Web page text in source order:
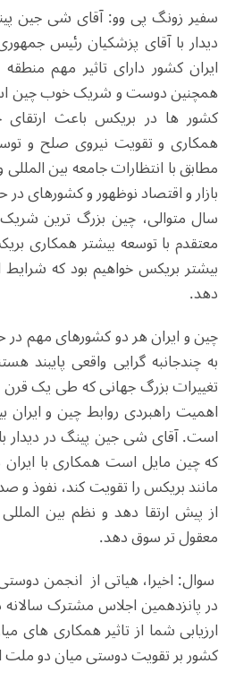
سفیر زونگ پی وو: آقای شی جین
دیدار با آقای پزشکیان رئیس
ایران کشور دارای تاثیر مهم
همچنین دوست و شریک خوب چین
کشور ها در بریکس باعث ارتقای
همکاری و تقویت نیروی صلح و
مطابق با انتظارات جامعه بین
بازار و اقتصاد نوظهور و کشورهای
سال متوالی، چین بزرگ ترین
معتقدم با توسعه بیشتر همکاری
بیشتر بریکس خواهیم بود که شرایط
دهد.
چین و ایران هر دو کشورهای مهم
به چندجانبه گرایی واقعی پایبند
تغییرات بزرگ جهانی که طی یک قرن
اهمیت راهبردی روابط چین و
است. آقای شی جین پینگ در دیدار
که چین مایل است همکاری با
مانند بریکس را تقویت کند، نفوذ
از پیش ارتقا دهد و نظم بین
معقول تر سوق دهد.
سوال: اخیرا، هیاتی از انجمن
در پانزدهمین اجلاس مشترک
ارزیابی شما از تاثیر همکاری
کشور بر تقویت دوستی میان دو